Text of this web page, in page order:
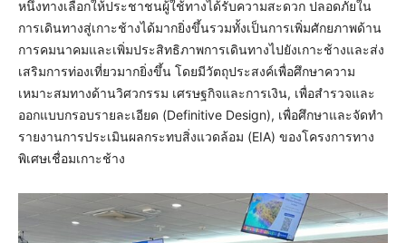
หนึ่งทางเลือกให้ประชาชนผู้ใช้ทางได้รับความสะดวก ปลอดภัยใน
การเดินทางสู่เกาะช้างได้มากยิ่งขึ้นรวมทั้งเป็นการเพิ่มศักยภาพด้าน
การคมนาคมและเพิ่มประสิทธิภาพการเดินทางไปยังเกาะช้างและส่ง
เสริมการท่องเที่ยวมากยิ่งขึ้น โดยมีวัตถุประสงค์เพื่อศึกษาความ
เหมาะสมทางด้านวิศวกรรม เศรษฐกิจและการเงิน, เพื่อสำรวจและ
ออกแบบกรอบรายละเอียด (Definitive Design), เพื่อศึกษาและจัดทำ
รายงานการประเมินผลกระทบสิ่งแวดล้อม (EIA) ของโครงการทาง
พิเศษเชื่อมเกาะช้าง